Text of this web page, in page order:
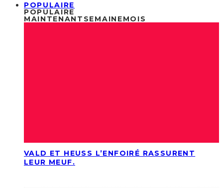
POPULAIRE
POPULAIRE
MAINTENANT SEMAINEMOIS
VALD ET HEUSS L’ENFOIRÉ RASSURENT
LEUR MEUF.